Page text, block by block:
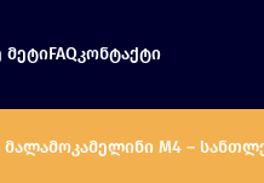
ᲛეტიFAQᲙონტაქტი
ᲛალამოᲙამელინი M4 –